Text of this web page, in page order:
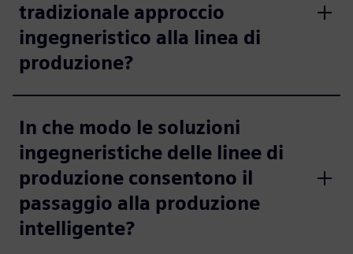
tradizionale approccio
ingegneristico alla linea di
produzione?
In che modo le soluzioni
ingegneristiche delle linee di
produzione consentono il
passaggio alla produzione
intelligente?